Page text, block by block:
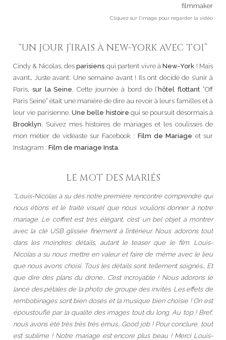
Cliquez sur l’image pour regarder la vidéo
“UN JOUR J’IRAIS À NEW-YORK AVEC TOI”
Cindy & Nicolas, desparisiens qui partent vivre àNew-York ! Mais
avant… Juste avant. Une semaine avant ! Ils ont décidé de s’unir à
Paris, sur la Seine. Cette journée à bord de l’ hôtel flottant “Off
Paris Seine” était une manière de dire au revoir à leurs familles et à
leur vie parisienne. Une belle histoire qui se poursuit désormais à
Brooklyn. Suivez mes histoires de mariages et les coulisses de
mon métier de vidéaste sur Facebook : Film de Mariage et sur
Instagram : Film de mariage Insta.
LE MOT DES MARIÉS
“Louis-Nicolas a su dès notre première rencontre comprendre qui
nous étions et le traité visuel que nous voulions donner à notre
mariage. Le coffret est très élégant, c’est un bel objet à montrer
avec la clé USB glissée finement à l’intérieur. Nous adorons tout
dans les moindres détails, autant le teaser que le film. Louis-
Nicolas a su nous mettre en valeur et faire de même avec le lieu
que nous avons choisi. Tous les détails sont tellement soignés… Et
que dire des plans du drone… C’est incroyable ! Nous adorons le
lancé des pétales de la photo de groupe des invités. Les effets de
rembobinages sont bien dosés et la musique bien choisie ! On est
époustouflé par la qualité des images tout du long. Au top ! Bref,
nous avons été très très très émus… Good job ! Pour conclure, tout
est sublime ! Notre mariage est encore plus beau ! Merci Louis-